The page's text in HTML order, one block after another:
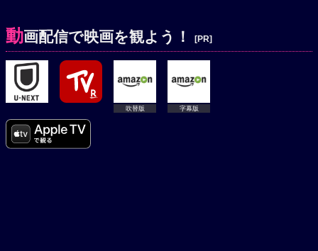
動画配信で映画を観よう！ [PR]
吹替版 字幕版